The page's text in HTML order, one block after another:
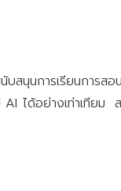
นุนการเรียนการส
ได้อย่างเท่าเทียม